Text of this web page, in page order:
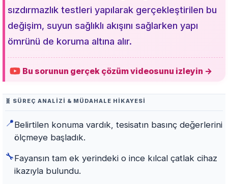
sızdırmazlık testleri yapılarak gerçekleştirilen bu
değişim, suyun sağlıklı akışını sağlarken yapı
ömrünü de koruma altına alır.
Bu sorunun gerçek çözüm videosunu izleyin →
🧬 SÜREÇ ANALIZI & MÜDAHALE HIKAYESI
📍Belirtilen konuma vardık, tesisatın basınç değerlerini
ölçmeye başladık.
🔧Fayansın tam ek yerindeki o ince kılcal çatlak cihaz
ikazıyla bulundu.